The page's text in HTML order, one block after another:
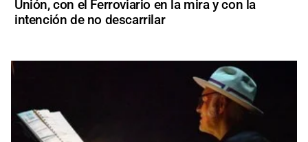
Unión, con el Ferroviario en la mira y con la
intención de no descarrilar